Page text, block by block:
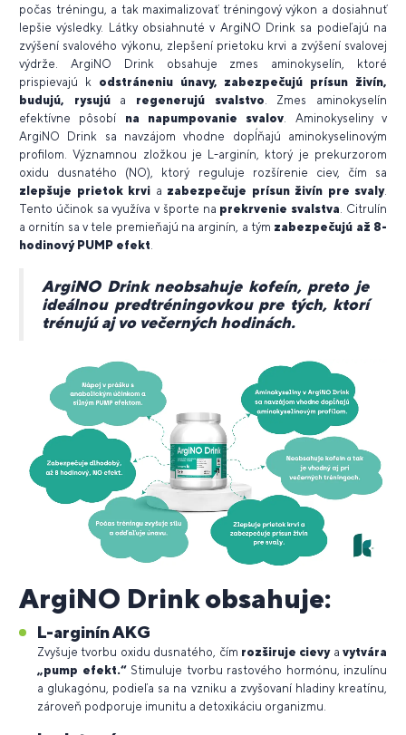
počas tréningu, a tak maximalizovať tréningový výkon a dosiahnuť
lepšie výsledky. Látky obsiahnuté v ArgiNO Drink sa podieľajú na
zvýšení svalového výkonu, zlepšení prietoku krvi a zvýšení svalovej
výdrže. ArgiNO Drink obsahuje zmes aminokyselín, ktoré
prispievajú k odstráneniu únavy, zabezpečujú prísun živín,
budujú, rysujú a regenerujú svalstvo . Zmes aminokyselín
efektívne pôsobí na napumpovanie svalov . Aminokyseliny v
ArgiNO Drink sa navzájom vhodne dopĺňajú aminokyselinovým
profilom. Významnou zložkou je L-arginín, ktorý je prekurzorom
oxidu dusnatého (NO), ktorý reguluje rozšírenie ciev, čím sa
zlepšuje prietok krvi a zabezpečuje prísun živín pre svaly.
Tento účinok sa využíva v športe na prekrvenie svalstva . Citrulín
a ornitín sa v tele premieňajú na arginín, a tým zabezpečujú až 8-
hodinový PUMP efekt
ArgiNO Drink neobsahuje kofeín, preto je
ideálnou predtréningovkou pre tých, ktorí
trénujú aj vo večerných hodinách.
ArgiNO Drink obsahuje:
L-arginín AKG
Zvyšuje tvorbu oxidu dusnatého, čím rozširuje cievya vytvára
„pump efekt.“Stimuluje tvorbu rastového hormónu, inzulínu
a glukagónu, podieľa sa na vzniku a zvyšovaní hladiny kreatínu,
zároveň podporuje imunitu a detoxikáciu organizmu.